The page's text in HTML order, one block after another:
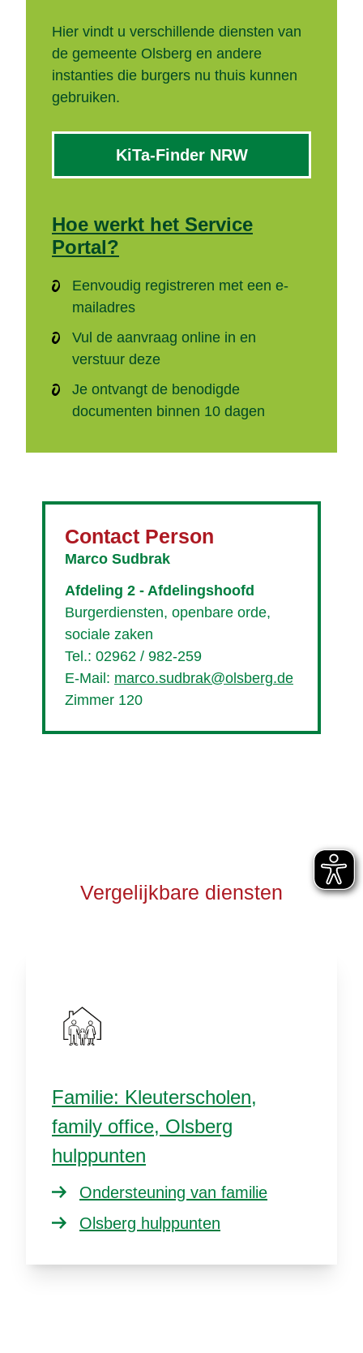
Hier vindt u verschillende diensten van
de gemeente Olsberg en andere
instanties die burgers nu thuis kunnen
gebruiken.
KiTa-Finder NRW
Hoe werkt het Service
Portal?
Eenvoudig registreren met een e-
mailadres
Vul de aanvraag online in en
verstuur deze
Je ontvangt de benodigde
documenten binnen 10 dagen
Contact Person
Marco Sudbrak
Afdeling 2 - Afdelingshoofd
Burgerdiensten, openbare orde,
sociale zaken
Tel.: 02962 / 982-259
E-Mail: marco.sudbrak@olsberg.de
Zimmer 120
Vergelijkbare diensten
Familie: Kleuterscholen,
family office, Olsberg
hulppunten
Ondersteuning van familie
Olsberg hulppunten